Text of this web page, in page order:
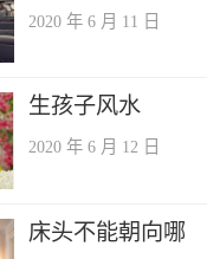
2020 年 6 月 11 日
生孩子风水
2020 年 6 月 12 日
床头不能朝向哪